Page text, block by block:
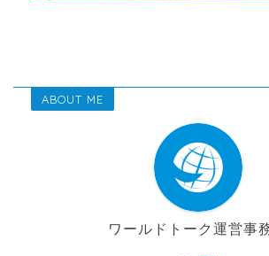
ABOUT ME
ワールドトーク運営事